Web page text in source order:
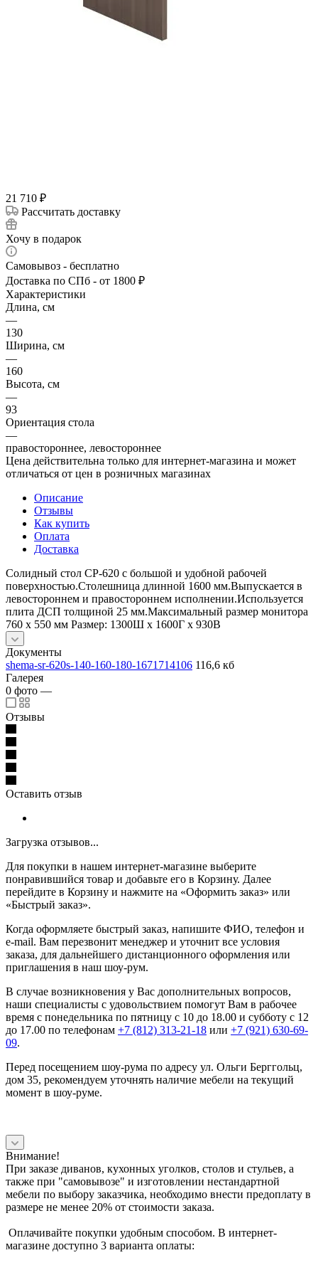
21 710 ₽
Рассчитать доставку
Хочу в подарок
Самовывоз - бесплатно
Доставка по СПб - от 1800 ₽
Характеристики
Длина, см
—
130
Ширина, см
—
160
Высота, см
—
93
Ориентация стола
—
правостороннее, левостороннее
Цена действительна только для интернет-магазина и может
отличаться от цен в розничных магазинах
Описание
Отзывы
Как купить
Оплата
Доставка
Солидный стол СР-620 с большой и удобной рабочей
поверхностью.Столешница длинной 1600 мм.Выпускается в
левостороннем и правостороннем исполнении.Используется
плита ДСП толщиной 25 мм.​Максимальный размер монитора
760 х 550 мм Размер: 1300Ш x 1600Г x 930В
Документы
shema-sr-620s-140-160-180-1671714106 116,6 кб
Галерея
0 фото —
Отзывы
Оставить отзыв
Загрузка отзывов...
Для покупки в нашем интернет-магазине выберите
понравившийся товар и добавьте его в Корзину. Далее
перейдите в Корзину и нажмите на «Оформить заказ» или
«Быстрый заказ».
Когда оформляете быстрый заказ, напишите ФИО, телефон и
e-mail. Вам перезвонит менеджер и уточнит все условия
заказа, для дальнейшего дистанционного оформления или
приглашения в наш шоу-рум.
В случае возникновения у Вас дополнительных вопросов,
наши специалисты с удовольствием помогут Вам в рабочее
время с понедельника по пятницу с 10 до 18.00 и субботу с 12
до 17.00 по телефонам +7 (812) 313-21-18 или +7 (921) 630-69-
09.
Перед посещением шоу-рума по адресу ул. Ольги Берггольц,
дом 35, рекомендуем уточнять наличие мебели на текущий
момент в шоу-руме.
Внимание!
При заказе диванов, кухонных уголков, столов и стульев, а
также при "самовывозе" и изготовлении нестандартной
мебели по выбору заказчика, необходимо внести предоплату в
размере не менее 20% от стоимости заказа.
Оплачивайте покупки удобным способом. В интернет-
магазине доступно 3 варианта оплаты: